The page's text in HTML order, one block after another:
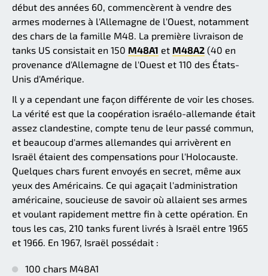
début des années 60, commencèrent à vendre des
armes modernes à l'Allemagne de l'Ouest, notamment
des chars de la famille M48. La première livraison de
tanks US consistait en 150 M48A1 et M48A2 (40 en
provenance d'Allemagne de l'Ouest et 110 des États-
Unis d'Amérique.
Il y a cependant une façon différente de voir les choses.
La vérité est que la coopération israélo-allemande était
assez clandestine, compte tenu de leur passé commun,
et beaucoup d'armes allemandes qui arrivèrent en
Israël étaient des compensations pour l'Holocauste.
Quelques chars furent envoyés en secret, même aux
yeux des Américains. Ce qui agaçait l'administration
américaine, soucieuse de savoir où allaient ses armes
et voulant rapidement mettre fin à cette opération. En
tous les cas, 210 tanks furent livrés à Israël entre 1965
et 1966. En 1967, Israël possédait :
100 chars M48A1